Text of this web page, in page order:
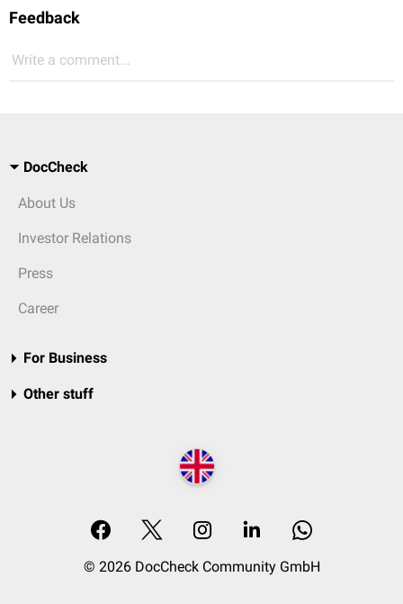
Feedback
Write a comment...
DocCheck
About Us
Investor Relations
Press
Career
For Business
Other stuff
© 2026 DocCheck Community GmbH